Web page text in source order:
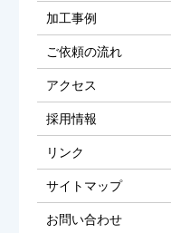
加工事例
ご依頼の流れ
アクセス
採用情報
リンク
サイトマップ
お問い合わせ